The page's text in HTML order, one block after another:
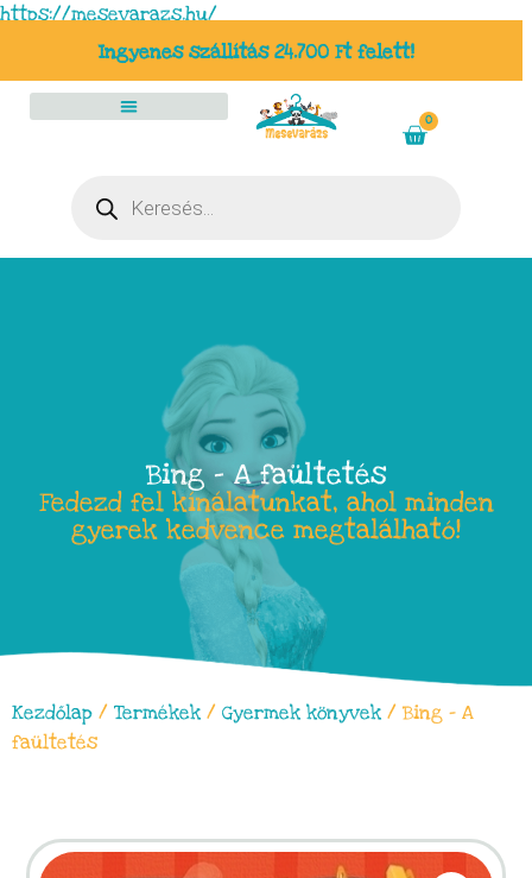
https://mesevarazs.hu/
Ingyenes szállítás 24.700 Ft felett!
0
Bing – A faültetés
Fedezd fel kínálatunkat, ahol minden
gyerek kedvence megtalálható!
Kezdőlap / Termékek / Gyermek könyvek / Bing – A
faültetés